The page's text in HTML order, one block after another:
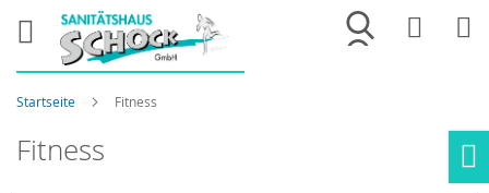
Merkliste
Startseite Fitness
Fitness